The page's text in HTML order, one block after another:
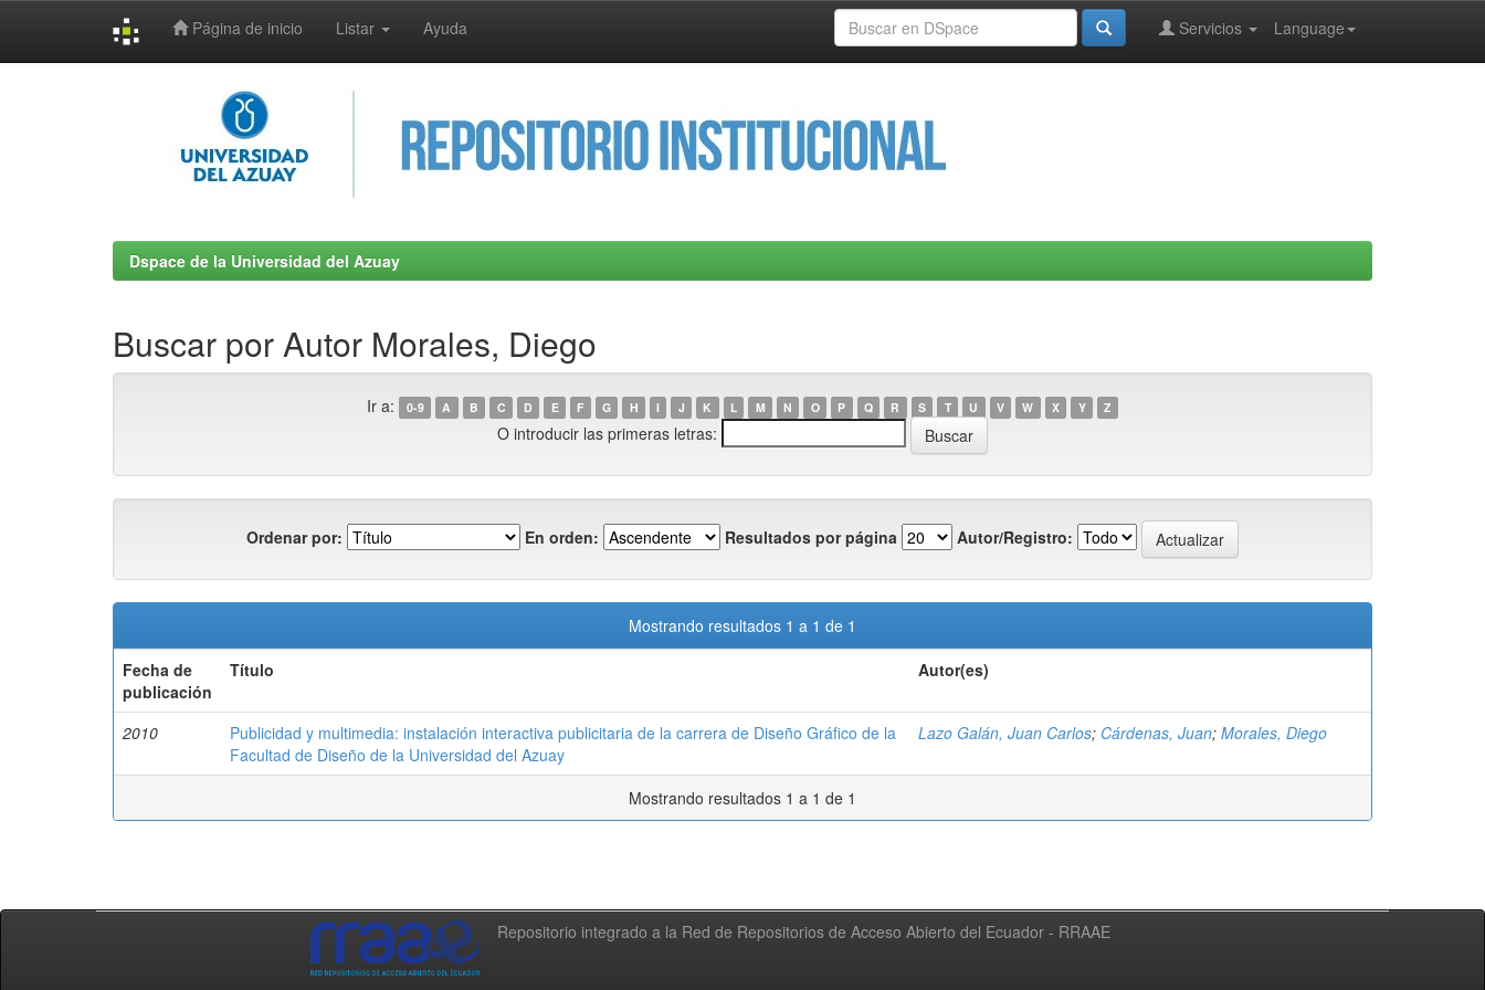
Página de inicio Listar Ayuda Language
Servicios
Dspace de la Universidad del Azuay
Buscar por Autor Morales, Diego
Ir a: 0-9 A B C D E F G H I J K L M N O P Q R S T U V W X Y Z
O introducir las primeras letras:
Ordenar por: En orden: Resultados por página Autor/Registro:
Mostrando resultados 1 a 1 de 1
Fecha de
publicación
Título Autor(es)
2010
Publicidad y multimedia: instalación interactiva publicitaria de la carrera de Diseño Gráfico de la
Facultad de Diseño de la Universidad del Azuay
Lazo Galán, Juan Carlos; Cárdenas, Juan; Morales, Diego
Mostrando resultados 1 a 1 de 1
Repositorio integrado a la Red de Repositorios de Acceso Abierto del Ecuador - RRAAE